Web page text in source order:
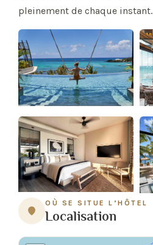
pleinement de chaque instant.
OÙ SE SITUE L’HÔTEL
Localisation